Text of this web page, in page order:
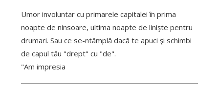
Umor involuntar cu primarele capitalei în prima
noapte de ninsoare, ultima noapte de linişte pentru
drumari. Sau ce se-ntâmplă dacă te apuci şi schimbi
de capul tău "drept" cu "de".
"Am impresia